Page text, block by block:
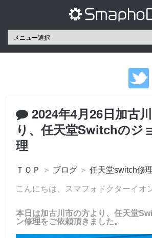
2024年4月26日加古
り、任天堂Switchのジ
理
ＴＯＰ ＞ ブログ ＞ 任天堂switch修
こんにちは、スマフォドクターイオ
本日は加古川市の方より、任天堂
ン修理をご依頼頂きました。